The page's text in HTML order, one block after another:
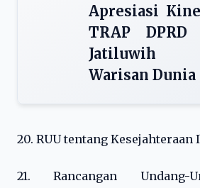
Apresiasi
TRAP
Jatiluwih
Warisan Dunia
20. RUU tentang Kesejahteraan
21. Rancangan Undang-